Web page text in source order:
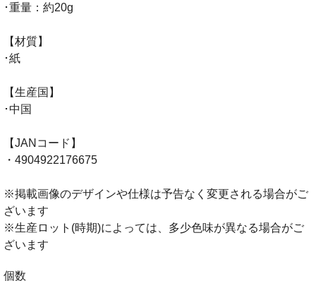
･重量：約20g
【材質】
･紙
【生産国】
･中国
【JANコード】
・4904922176675
※掲載画像のデザインや仕様は予告なく変更される場合がご
ざいます
※生産ロット(時期)によっては、多少色味が異なる場合がご
ざいます
個数